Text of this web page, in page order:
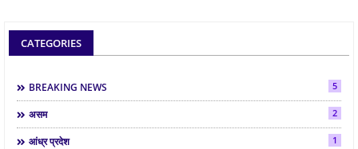
CATEGORIES
BREAKING NEWS 5
असम 2
आंध्र प्रदेश 1